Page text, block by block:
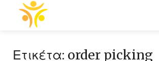
Ετικέτα: order picking